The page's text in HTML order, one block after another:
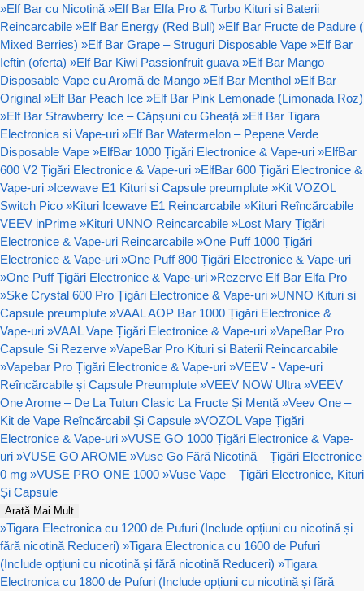
»Elf Bar cu Nicotină »Elf Bar Elfa Pro & Turbo Kituri si Baterii
Reincarcabile »Elf Bar Energy (Red Bull) »Elf Bar Fructe de Padure (
Mixed Berries) »Elf Bar Grape – Struguri Disposable Vape »Elf Bar
Ieftin (oferta) »Elf Bar Kiwi Passionfruit guava »Elf Bar Mango –
Disposable Vape cu Aromă de Mango »Elf Bar Menthol »Elf Bar
Original »Elf Bar Peach Ice »Elf Bar Pink Lemonade (Limonada Roz)
»Elf Bar Strawberry Ice – Căpșuni cu Gheață »Elf Bar Tigara
Electronica si Vape-uri »Elf Bar Watermelon – Pepene Verde
Disposable Vape »ElfBar 1000 Țigări Electronice & Vape-uri »ElfBar
600 V2 Țigări Electronice & Vape-uri »ElfBar 600 Țigări Electronice &
Vape-uri »Icewave E1 Kituri si Capsule preumplute »Kit VOZOL
Switch Pico »Kituri Icewave E1 Reincarcabile »Kituri Reîncărcabile
VEEV inPrime »Kituri UNNO Reincarcabile »Lost Mary Țigări
Electronice & Vape-uri Reincarcabile »One Puff 1000 Țigări
Electronice & Vape-uri »One Puff 800 Țigări Electronice & Vape-uri
»One Puff Țigări Electronice & Vape-uri »Rezerve Elf Bar Elfa Pro
»Ske Crystal 600 Pro Țigări Electronice & Vape-uri »UNNO Kituri si
Capsule preumplute »VAAL AOP Bar 1000 Țigări Electronice &
Vape-uri »VAAL Vape Țigări Electronice & Vape-uri »VapeBar Pro
Capsule Si Rezerve »VapeBar Pro Kituri si Baterii Reincarcabile
»Vapebar Pro Țigări Electronice & Vape-uri »VEEV - Vape-uri
Reîncărcabile și Capsule Preumplute »VEEV NOW Ultra »VEEV
One Arome – De La Tutun Clasic La Fructe Și Mentă »Veev One –
Kit de Vape Reîncărcabil Și Capsule »VOZOL Vape Țigări
Electronice & Vape-uri »VUSE GO 1000 Țigări Electronice & Vape-
uri »VUSE GO AROME »Vuse Go Fără Nicotină – Țigări Electronice
0 mg »VUSE PRO ONE 1000 »Vuse Vape – Țigări Electronice, Kituri
Și Capsule
Arată Mai Mult
»Tigara Electronica cu 1200 de Pufuri (Include opțiuni cu nicotină și
fără nicotină Reduceri) »Tigara Electronica cu 1600 de Pufuri
(Include opțiuni cu nicotină și fără nicotină Reduceri) »Tigara
Electronica cu 1800 de Pufuri (Include opțiuni cu nicotină și fără